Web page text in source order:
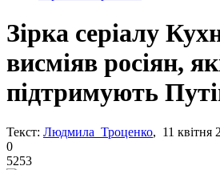
Зірка серіалу
висміяв росіян,
підтримують
Текст: Людмила Троценко, 11 квітня
0
5253